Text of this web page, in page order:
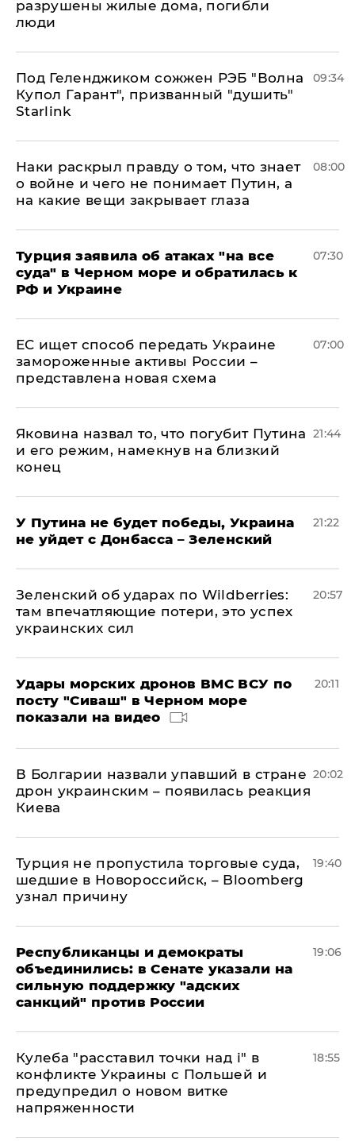
разрушены жилые дома, погибли
люди
Под Геленджиком сожжен РЭБ "Волна
Купол Гарант", призванный "душить"
Starlink
09:34
Наки раскрыл правду о том, что знает
о войне и чего не понимает Путин, а
на какие вещи закрывает глаза
08:00
Турция заявила об атаках "на все
суда" в Черном море и обратилась к
РФ и Украине
07:30
ЕС ищет способ передать Украине
замороженные активы России –
представлена новая схема
07:00
Яковина назвал то, что погубит Путина
и его режим, намекнув на близкий
конец
21:44
У Путина не будет победы, Украина
не уйдет с Донбасса – Зеленский
21:22
Зеленский об ударах по Wildberries:
там впечатляющие потери, это успех
украинских сил
20:57
Удары морских дронов ВМС ВСУ по
посту "Сиваш" в Черном море
показали на видео
20:11
В Болгарии назвали упавший в стране
дрон украинским – появилась реакция
Киева
20:02
Турция не пропустила торговые суда,
шедшие в Новороссийск, – Bloomberg
узнал причину
19:40
Республиканцы и демократы
объединились: в Сенате указали на
сильную поддержку "адских
санкций" против России
19:06
Кулеба "расставил точки над і" в
конфликте Украины с Польшей и
предупредил о новом витке
напряженности
18:55